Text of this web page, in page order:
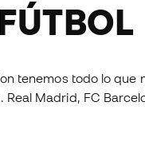
tenemos todo lo
Madrid, FC